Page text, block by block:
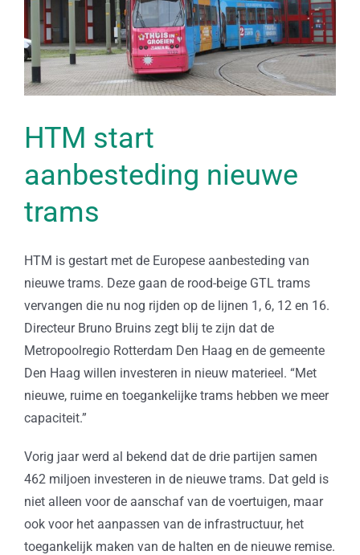
HTM start
aanbesteding nieuwe
trams
HTM is gestart met de Europese aanbesteding van
nieuwe trams. Deze gaan de rood-beige GTL trams
vervangen die nu nog rijden op de lijnen 1, 6, 12 en 16.
Directeur Bruno Bruins zegt blij te zijn dat de
Metropoolregio Rotterdam Den Haag en de gemeente
Den Haag willen investeren in nieuw materieel. “Met
nieuwe, ruime en toegankelijke trams hebben we meer
capaciteit.”
Vorig jaar werd al bekend dat de drie partijen samen
462 miljoen investeren in de nieuwe trams. Dat geld is
niet alleen voor de aanschaf van de voertuigen, maar
ook voor het aanpassen van de infrastructuur, het
toegankelijk maken van de halten en de nieuwe remise.